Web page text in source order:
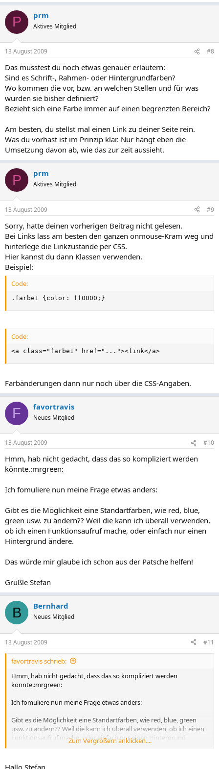
P prm
Aktives Mitglied
13 August 2009 #8
Das müsstest du noch etwas genauer erläutern:
Sind es Schrift-, Rahmen- oder Hintergrundfarben?
Wo kommen die vor, bzw. an welchen Stellen und für was
wurden sie bisher definiert?
Bezieht sich eine Farbe immer auf einen begrenzten Bereich?
Am besten, du stellst mal einen Link zu deiner Seite rein.
Was du vorhast ist im Prinzip klar. Nur hängt eben die
Umsetzung davon ab, wie das zur zeit aussieht.
P prm
Aktives Mitglied
13 August 2009 #9
Sorry, hatte deinen vorherigen Beitrag nicht gelesen.
Bei Links lass am besten den ganzen onmouse-Kram weg und
hinterlege die Linkzustände per CSS.
Hier kannst du dann Klassen verwenden.
Beispiel:
Code:
.farbe1 {color: ff0000;}
Code:
<a class="farbe1" href="..."><link</a>
Farbänderungen dann nur noch über die CSS-Angaben.
F favortravis
Neues Mitglied
13 August 2009 #10
Hmm, hab nicht gedacht, dass das so kompliziert werden
könnte.:mrgreen:
Ich fomuliere nun meine Frage etwas anders:
Gibt es die Möglichkeit eine Standartfarben, wie red, blue,
green usw. zu ändern?? Weil die kann ich überall verwenden,
ob ich einen Funktionsaufruf mache, oder einfach nur einen
Hintergrund ändere.
Das würde mir glaube ich schon aus der Patsche helfen!
Grüßle Stefan
B Bernhard
Neues Mitglied
13 August 2009 #11
favortravis schrieb:
Hmm, hab nicht gedacht, dass das so kompliziert werden
könnte.:mrgreen:
Ich fomuliere nun meine Frage etwas anders:
Gibt es die Möglichkeit eine Standartfarben, wie red, blue, green
usw. zu ändern?? Weil die kann ich überall verwenden, ob ich einen
Funktionsaufruf mache, oder einfach nur einen Hintergrund
Das würde mir glaube ich schon aus der Patsche helfen!
Zum Vergrößern anklicken....
Hallo Stefan,